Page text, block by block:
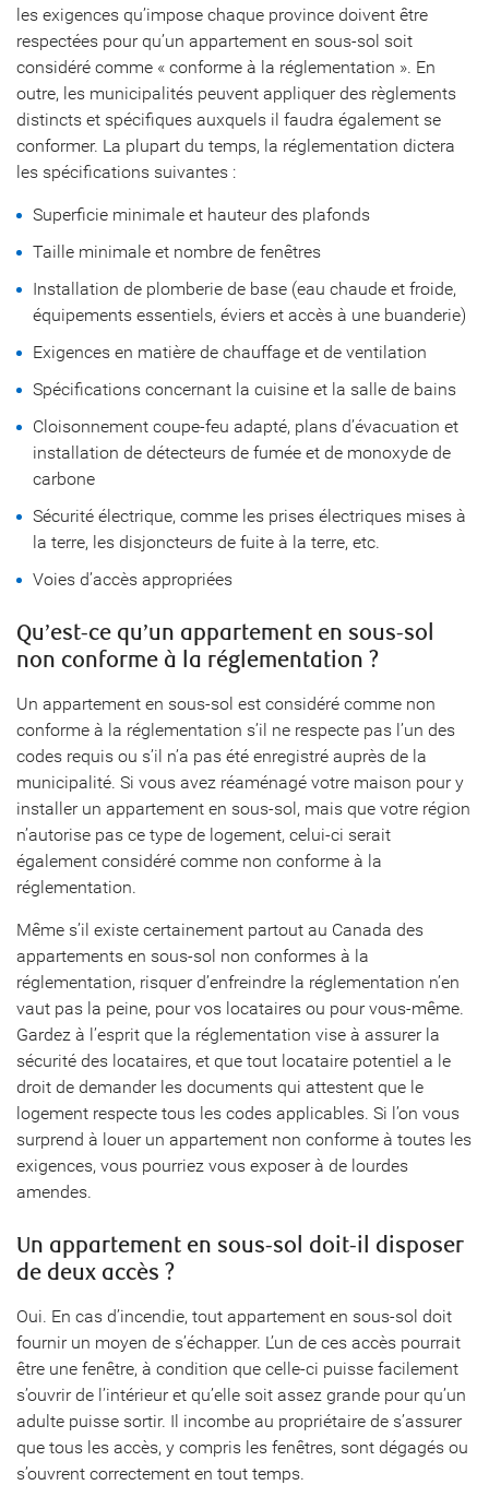
les exigences qu’impose chaque province doivent être
respectées pour qu’un appartement en sous-sol soit
considéré comme « conforme à la réglementation ». En
outre, les municipalités peuvent appliquer des règlements
distincts et spécifiques auxquels il faudra également se
conformer. La plupart du temps, la réglementation dictera
les spécifications suivantes :
Superficie minimale et hauteur des plafonds
Taille minimale et nombre de fenêtres
Installation de plomberie de base (eau chaude et froide,
équipements essentiels, éviers et accès à une buanderie)
Exigences en matière de chauffage et de ventilation
Spécifications concernant la cuisine et la salle de bains
Cloisonnement coupe-feu adapté, plans d’évacuation et
installation de détecteurs de fumée et de monoxyde de
carbone
Sécurité électrique, comme les prises électriques mises à
la terre, les disjoncteurs de fuite à la terre, etc.
Voies d’accès appropriées
Qu’est-ce qu’un appartement en sous-sol
non conforme à la réglementation ?
Un appartement en sous-sol est considéré comme non
conforme à la réglementation s’il ne respecte pas l’un des
codes requis ou s’il n’a pas été enregistré auprès de la
municipalité. Si vous avez réaménagé votre maison pour y
installer un appartement en sous-sol, mais que votre région
n’autorise pas ce type de logement, celui-ci serait
également considéré comme non conforme à la
réglementation.
Même s’il existe certainement partout au Canada des
appartements en sous-sol non conformes à la
réglementation, risquer d’enfreindre la réglementation n’en
vaut pas la peine, pour vos locataires ou pour vous-même.
Gardez à l’esprit que la réglementation vise à assurer la
sécurité des locataires, et que tout locataire potentiel a le
droit de demander les documents qui attestent que le
logement respecte tous les codes applicables. Si l’on vous
surprend à louer un appartement non conforme à toutes les
exigences, vous pourriez vous exposer à de lourdes
amendes.
Un appartement en sous-sol doit-il disposer
de deux accès ?
Oui. En cas d’incendie, tout appartement en sous-sol doit
fournir un moyen de s’échapper. L’un de ces accès pourrait
être une fenêtre, à condition que celle-ci puisse facilement
s’ouvrir de l’intérieur et qu’elle soit assez grande pour qu’un
adulte puisse sortir. Il incombe au propriétaire de s’assurer
que tous les accès, y compris les fenêtres, sont dégagés ou
s’ouvrent correctement en tout temps.